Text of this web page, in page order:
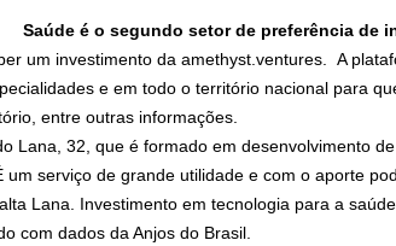
Saúde é o segundo setor de preferência de
um investimento da amethyst .ventures . A
e em todo o território nacional para
entre outras informações.
Lana, 32, que é formado em desenvolvimento
um serviço de grande utilidade e com o aporte
Lana. Investimento em tecnologia para a
com dados da Anjos do Brasil.